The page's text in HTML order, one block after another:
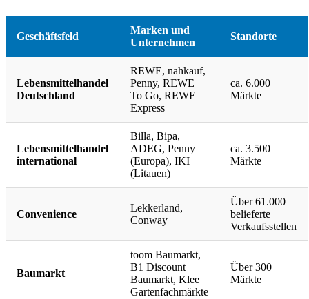
Geschäftsfeld
Marken und
Unternehmen
Standorte
Lebensmittelhandel
Deutschland
REWE, nahkauf,
Penny, REWE
To Go, REWE
Express
ca. 6.000
Märkte
Lebensmittelhandel
international
Billa, Bipa,
ADEG, Penny
(Europa), IKI
(Litauen)
ca. 3.500
Märkte
Convenience
Lekkerland,
Conway
Über 61.000
belieferte
Verkaufsstellen
Baumarkt
toom Baumarkt,
B1 Discount
Baumarkt, Klee
Gartenfachmärkte
Über 300
Märkte